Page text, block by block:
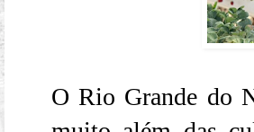
O Rio Grande do